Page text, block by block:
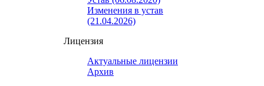
Изменения в устав
(21.04.2026)
Лицензия
Актуальные лицензии
Архив